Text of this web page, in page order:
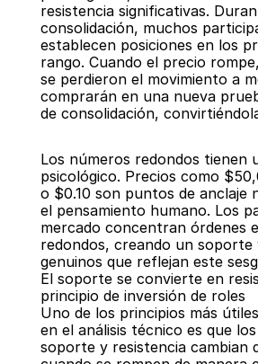
resistencia significativas.
consolidación, muchos
establecen posiciones en los
rango. Cuando el precio
se perdieron el movimiento a
comprarán en una nueva
de consolidación,
Los números redondos tienen
psicológico. Precios como
o $0.10 son puntos de anclaje
el pensamiento humano. Los
mercado concentran órdenes
redondos, creando un soporte
genuinos que reflejan este
El soporte se convierte en
principio de inversión de roles
Uno de los principios más
en el análisis técnico es que
soporte y resistencia cambian